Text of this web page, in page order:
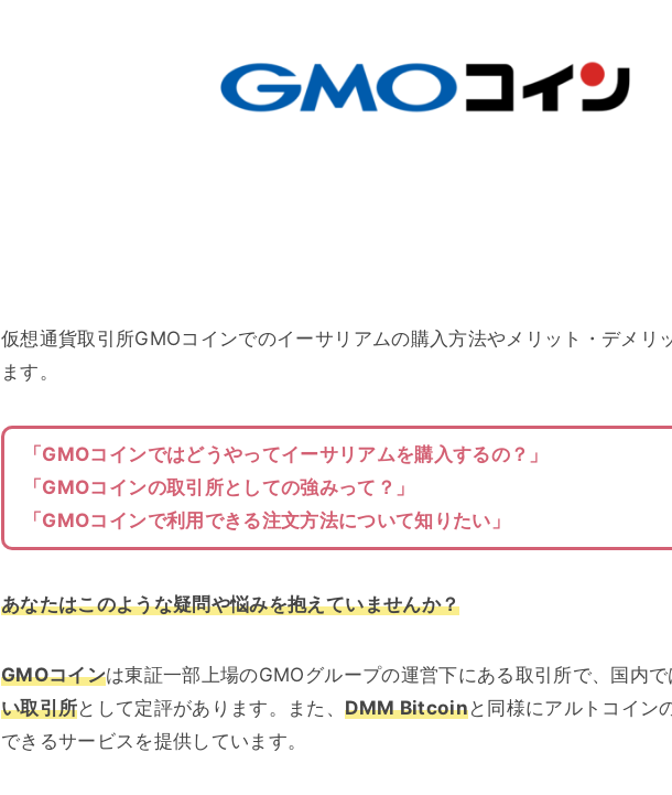
仮想通貨取引所GMOコインでのイーサリアムの購入方法やメリット・デメリ
ます。
「GMOコインではどうやってイーサリアムを購入するの？」
「GMOコインの取引所としての強みって？」
「GMOコインで利用できる注文方法について知りたい」
あなたはこのような疑問や悩みを抱えていませんか？
GMOコインは東証一部上場のGMOグループの運営下にある取引所で、国内で
い取引所として定評があります。また、DMM Bitcoinと同様にアルトコイン
できるサービスを提供しています。